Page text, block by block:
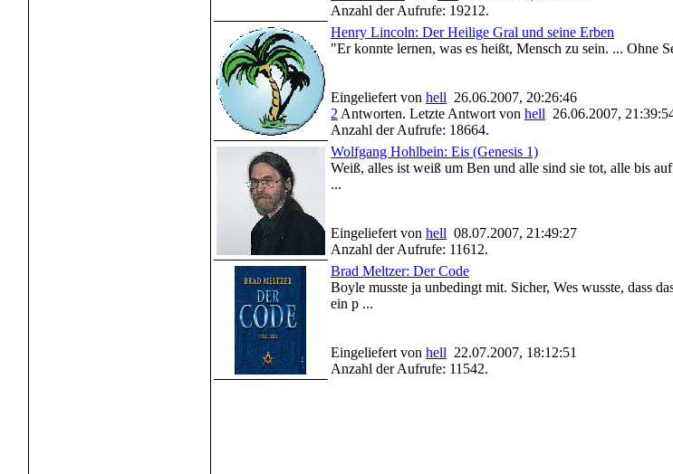
Anzahl der Aufrufe: 19212.
Henry Lincoln: Der Heilige Gral und seine Erben
"Er konnte lernen, was es heißt, Mensch zu sein. ... Ohne
Eingeliefert von hell 26.06.2007, 20:26:46
2 Antworten. Letzte Antwort von hell 26.06.2007,
Anzahl der Aufrufe: 18664.
Wolfgang Hohlbein: Eis (Genesis 1)
Weiß, alles ist weiß um Ben und alle sind sie tot, alle bis
...
Eingeliefert von hell 08.07.2007, 21:49:27
Anzahl der Aufrufe: 11612.
Brad Meltzer: Der Code
Boyle musste ja unbedingt mit. Sicher, Wes wusste, dass
ein p ...
Eingeliefert von hell 22.07.2007, 18:12:51
Anzahl der Aufrufe: 11542.